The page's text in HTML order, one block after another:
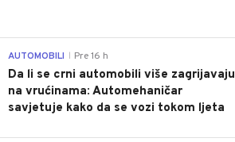
AUTOMOBILI Pre 16 h
Da li se crni automobili više zagrijavaju
na vrućinama: Automehaničar
savjetuje kako da se vozi tokom ljeta